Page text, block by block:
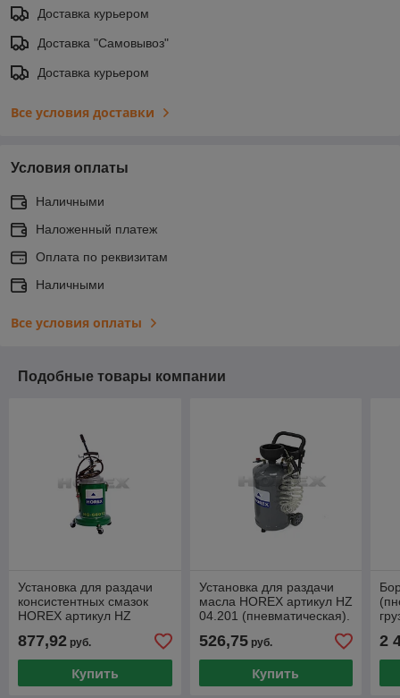
Доставка курьером
Доставка "Самовывоз"
Доставка курьером
Все условия доставки
Условия оплаты
Наличными
Наложенный платеж
Оплата по реквизитам
Наличными
Все условия оплаты
Подобные товары компании
Установка для раздачи
консистентных смазок
HOREX артикул HZ
04.206 (пневматическая).
877,92 руб.
Купить
Установка для раздачи
масла HOREX артикул HZ
04.201 (пневматическая).
526,75руб.
Купить
2